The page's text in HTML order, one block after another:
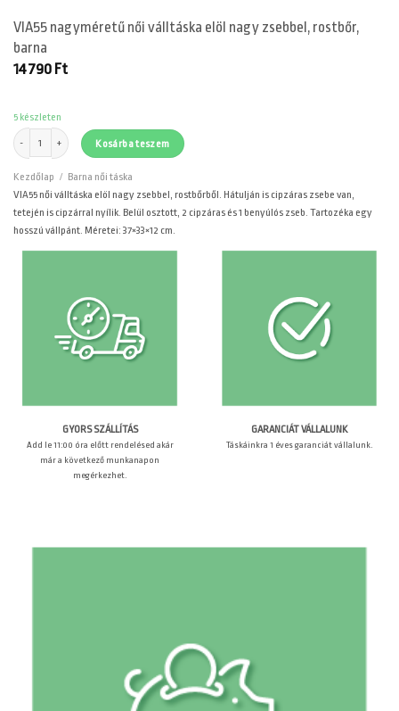
VIA55 nagyméretű női válltáska elöl nagy zsebbel, rostbőr,
barna
14790 Ft
5 készleten
VIA55 nagyméretű női válltáska elöl nagy zsebbel, rostbőr, barna mennyiség
Kosárba teszem
Kezdőlap / Barna női táska
VIA55 női válltáska elöl nagy zsebbel, rostbőrből. Hátulján is cipzáras zsebe van,
tetején is cipzárral nyílik. Belül osztott, 2 cipzáras és 1 benyúlós zseb. Tartozéka egy
hosszú vállpánt. Méretei: 37×33×12 cm.
GYORS SZÁLLÍTÁS
Add le 11:00 óra előtt rendelésed akár
már a következő munkanapon
megérkezhet.
GARANCIÁT VÁLLALUNK
Táskáinkra 1 éves garanciát vállalunk.